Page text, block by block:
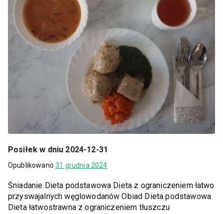
Posiłek w dniu 2024-12-31
Opublikowano31 grudnia 2024
Śniadanie Dieta podstawowa Dieta z ograniczeniem łatwo
przyswajalnych węglowodanów Obiad Dieta podstawowa
Dieta łatwostrawna z ograniczeniem tłuszczu